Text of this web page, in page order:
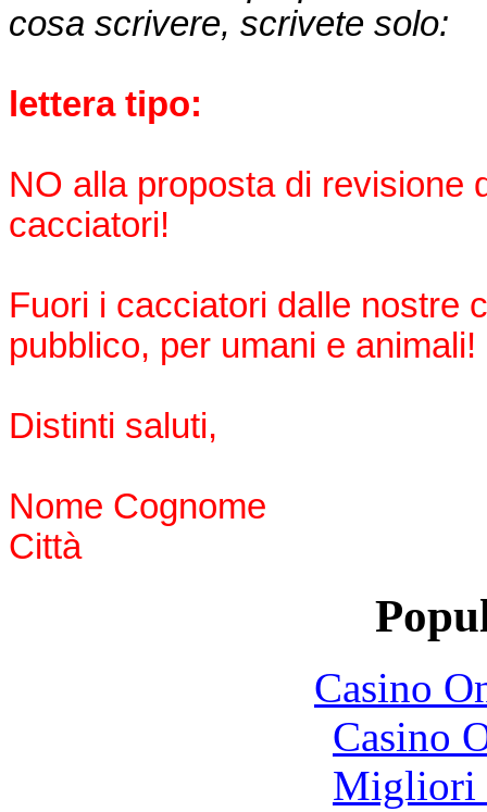
cosa scrivere, scrivete solo:
lettera tipo:
NO alla proposta di revisione
cacciatori!
Fuori i cacciatori dalle nostre
pubblico, per umani e animali!
Distinti saluti,
Nome Cognome
Città
Casino
Casino
Migliori